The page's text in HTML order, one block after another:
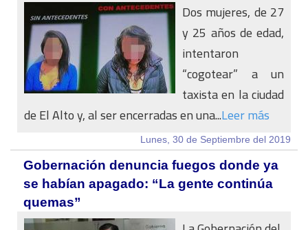
Dos mujeres, de 27
y 25 años de edad,
intentaron
“cogotear” a un
taxista en la ciudad
de El Alto y, al ser encerradas en una...Leer más
Lunes, 30 de Septiembre del 2019
Gobernación denuncia fuegos donde ya
se habían apagado: “La gente continúa
quemas”